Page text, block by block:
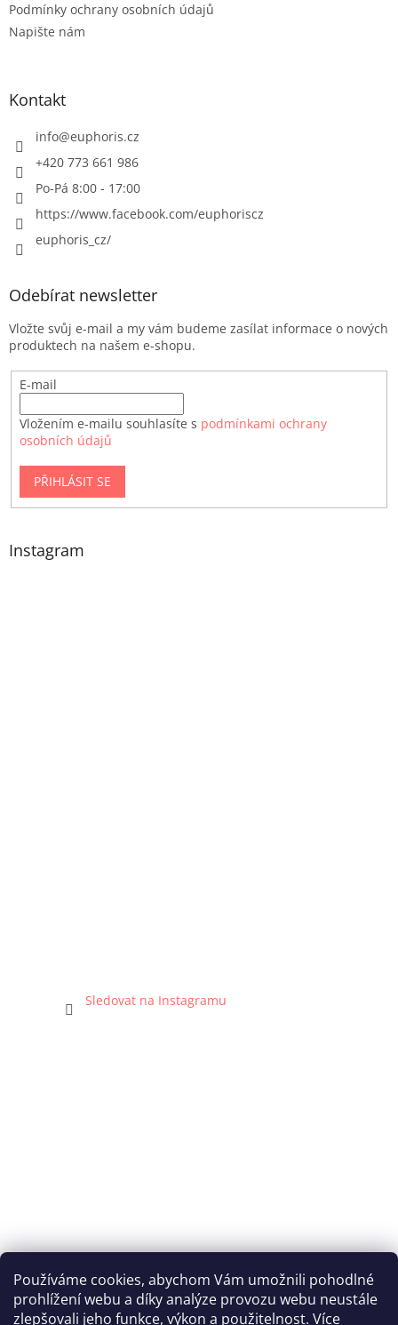
Používáme cookies, abychom Vám umožnili pohodlné
prohlížení webu a díky analýze provozu webu neustále
zlepšovali jeho funkce, výkon a použitelnost. Více
Podmínky ochrany osobních údajů
Napište nám
Kontakt
info@euphoris.cz
+420 773 661 986
Po-Pá 8:00 - 17:00
https://www.facebook.com/euphoriscz
euphoris_cz/
Odebírat newsletter
Vložte svůj e-mail a my vám budeme zasílat informace o nových
produktech na našem e-shopu.
E-mail
Vložením e-mailu souhlasíte s podmínkami ochrany
osobních údajů
PŘIHLÁSIT SE
Instagram
Sledovat na Instagramu
Katka Hromasová Foto